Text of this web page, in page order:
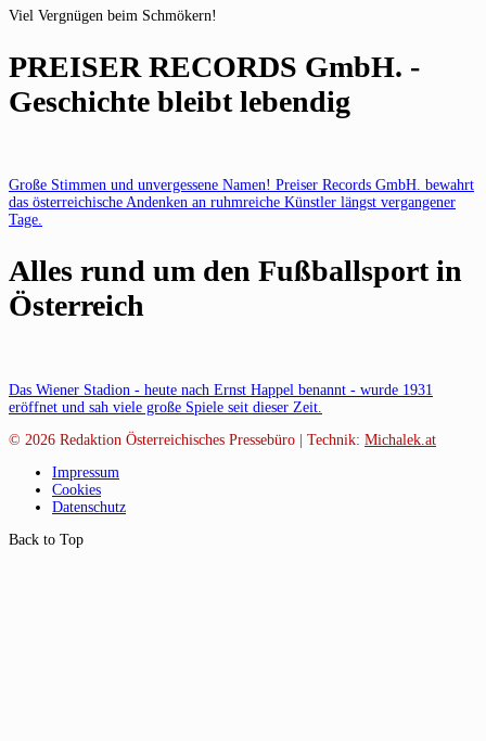
Viel Vergnügen beim Schmökern!
PREISER RECORDS GmbH. -
Geschichte bleibt lebendig
Große Stimmen und unvergessene Namen! Preiser Records GmbH. bewahrt
das österreichische Andenken an ruhmreiche Künstler längst vergangener
Tage.
Alles rund um den Fußballsport in
Österreich
Das Wiener Stadion - heute nach Ernst Happel benannt - wurde 1931
eröffnet und sah viele große Spiele seit dieser Zeit.
© 2026 Redaktion Österreichisches Pressebüro | Technik: Michalek.at
Impressum
Cookies
Datenschutz
Back to Top